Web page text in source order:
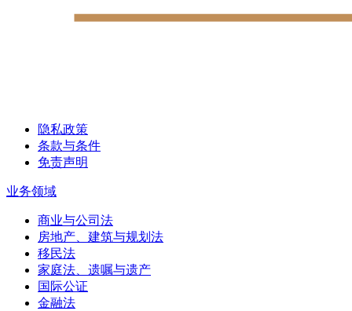
隐私政策
条款与条件
免责声明
业务领域
商业与公司法
房地产、建筑与规划法
移民法
家庭法、遗嘱与遗产
国际公证
金融法